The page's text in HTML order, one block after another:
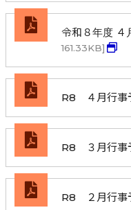
令和８年度 ４
161.33KB]
R8 ４月行事
R8 ３月行事
R8 ２月行事